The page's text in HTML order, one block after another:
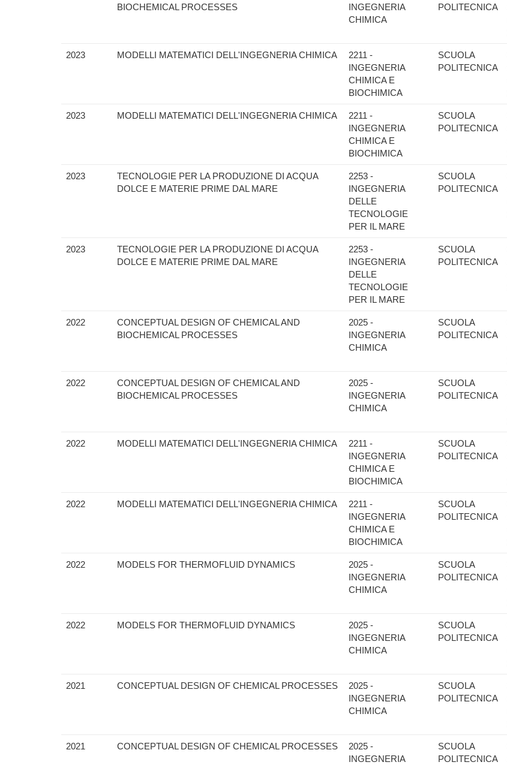
BIOCHEMICAL PROCESSES
INGEGNERIA
CHIMICA
POLITECNICA
2023 MODELLI MATEMATICI DELL'INGEGNERIA CHIMICA
2211 -
INGEGNERIA
CHIMICA E
BIOCHIMICA
SCUOLA
POLITECNICA
2023 MODELLI MATEMATICI DELL'INGEGNERIA CHIMICA
2211 -
INGEGNERIA
CHIMICA E
BIOCHIMICA
SCUOLA
POLITECNICA
2023
TECNOLOGIE PER LA PRODUZIONE DI ACQUA
DOLCE E MATERIE PRIME DAL MARE
2253 -
INGEGNERIA
DELLE
TECNOLOGIE
PER IL MARE
SCUOLA
POLITECNICA
2023
TECNOLOGIE PER LA PRODUZIONE DI ACQUA
DOLCE E MATERIE PRIME DAL MARE
2253 -
INGEGNERIA
DELLE
TECNOLOGIE
PER IL MARE
SCUOLA
POLITECNICA
2022
CONCEPTUAL DESIGN OF CHEMICAL AND
BIOCHEMICAL PROCESSES
2025 -
INGEGNERIA
CHIMICA
SCUOLA
POLITECNICA
2022
CONCEPTUAL DESIGN OF CHEMICAL AND
BIOCHEMICAL PROCESSES
2025 -
INGEGNERIA
CHIMICA
SCUOLA
POLITECNICA
2022 MODELLI MATEMATICI DELL'INGEGNERIA CHIMICA
2211 -
INGEGNERIA
CHIMICA E
BIOCHIMICA
SCUOLA
POLITECNICA
2022 MODELLI MATEMATICI DELL'INGEGNERIA CHIMICA
2211 -
INGEGNERIA
CHIMICA E
BIOCHIMICA
SCUOLA
POLITECNICA
2022 MODELS FOR THERMOFLUID DYNAMICS
2025 -
INGEGNERIA
CHIMICA
SCUOLA
POLITECNICA
2022 MODELS FOR THERMOFLUID DYNAMICS
2025 -
INGEGNERIA
CHIMICA
SCUOLA
POLITECNICA
2021 CONCEPTUAL DESIGN OF CHEMICAL PROCESSES
2025 -
INGEGNERIA
CHIMICA
SCUOLA
POLITECNICA
2021 CONCEPTUAL DESIGN OF CHEMICAL PROCESSES
2025 -
INGEGNERIA
SCUOLA
POLITECNICA